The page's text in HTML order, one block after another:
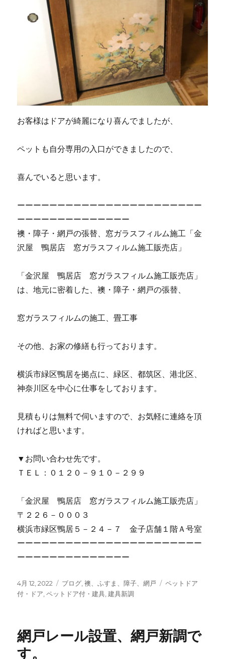
お客様はドアが綺麗になり喜んでましたが、
ペットも自分専用の入口ができましたので、
喜んでいると思います。
ーーーーーーーーーーーーーーーーーーーーーーー
ーーーーーーーーーーーーーー
襖・障子・網戸の張替、窓ガラスフィルム施工「金
沢屋 鴨居店 窓ガラスフィルム施工販売店」
「金沢屋 鴨居店 窓ガラスフィルム施工販売店」
は、地元に密着した、襖・障子・網戸の張替、
窓ガラスフィルムの施工、畳工事
その他、お家の修繕も行っております。
横浜市緑区鴨居を拠点に、緑区、都筑区、港北区、
神奈川区を中心に仕事をしております。
見積もりは無料で伺いますので、お気軽に連絡を頂
ければと思います。
▼お問い合わせ先です。
ＴＥＬ：０１２０－９１０－２９９
「金沢屋 鴨居店 窓ガラスフィルム施工販売店」
〒２２６－０００３
横浜市緑区鴨居５－２４－７ 金子店舗１階Ａ号室
ーーーーーーーーーーーーーーーーーーーーーーー
ーーーーーーーーーーーーーー
投
稿
4月 12, 2022
カ
テ
ブログ,襖、ふすま、障子、網戸
タ
ペットドア
付・ドア,ペットドア付・建具,建具新調
網戸レール設置、網戸新調で
す。